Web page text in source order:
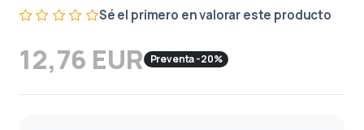
Sé el primero en valorar este producto
12,76 EUR Preventa -20%